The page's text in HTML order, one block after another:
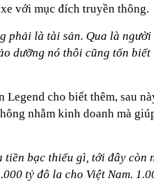
với mục đích truyền thông.
phải là tài sản. Qua là
dưỡng nó thôi cũng tốn
cho biết thêm, sau
nhằm kinh doanh mà
bạc thiếu gì, tới đây còn
tỷ đô la cho Việt Nam.